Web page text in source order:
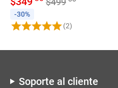
-30%
(2)
Soporte al cliente